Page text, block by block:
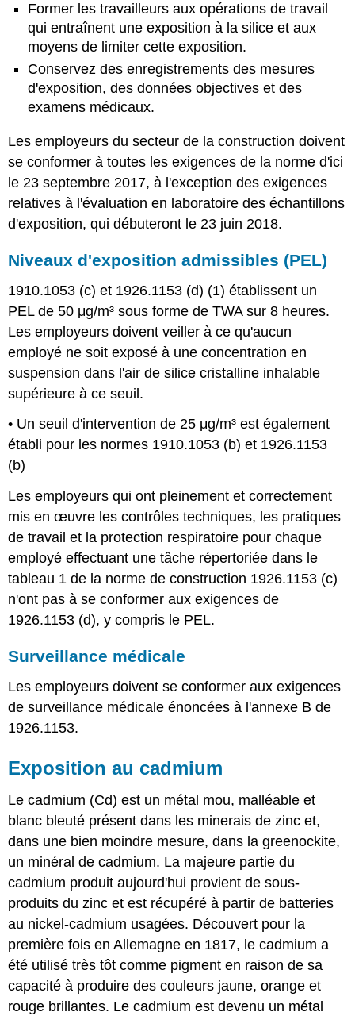
Former les travailleurs aux opérations de travail
qui entraînent une exposition à la silice et aux
moyens de limiter cette exposition.
Conservez des enregistrements des mesures
d'exposition, des données objectives et des
examens médicaux.
Les employeurs du secteur de la construction doivent
se conformer à toutes les exigences de la norme d'ici
le 23 septembre 2017, à l'exception des exigences
relatives à l'évaluation en laboratoire des échantillons
d'exposition, qui débuteront le 23 juin 2018.
Niveaux d'exposition admissibles (PEL)
1910.1053 (c) et 1926.1153 (d) (1) établissent un
PEL de 50 μg/m³ sous forme de TWA sur 8 heures.
Les employeurs doivent veiller à ce qu'aucun
employé ne soit exposé à une concentration en
suspension dans l'air de silice cristalline inhalable
supérieure à ce seuil.
• Un seuil d'intervention de 25 μg/m³ est également
établi pour les normes 1910.1053 (b) et 1926.1153
(b)
Les employeurs qui ont pleinement et correctement
mis en œuvre les contrôles techniques, les pratiques
de travail et la protection respiratoire pour chaque
employé effectuant une tâche répertoriée dans le
tableau 1 de la norme de construction 1926.1153 (c)
n'ont pas à se conformer aux exigences de
1926.1153 (d), y compris le PEL.
Surveillance médicale
Les employeurs doivent se conformer aux exigences
de surveillance médicale énoncées à l'annexe B de
1926.1153.
Exposition au cadmium
Le cadmium (Cd) est un métal mou, malléable et
blanc bleuté présent dans les minerais de zinc et,
dans une bien moindre mesure, dans la greenockite,
un minéral de cadmium. La majeure partie du
cadmium produit aujourd'hui provient de sous-
produits du zinc et est récupéré à partir de batteries
au nickel-cadmium usagées. Découvert pour la
première fois en Allemagne en 1817, le cadmium a
été utilisé très tôt comme pigment en raison de sa
capacité à produire des couleurs jaune, orange et
rouge brillantes. Le cadmium est devenu un métal